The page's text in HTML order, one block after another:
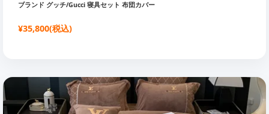
ブランド グッチ/Gucci 寝具セット 布団カバー
¥35,800(税込)